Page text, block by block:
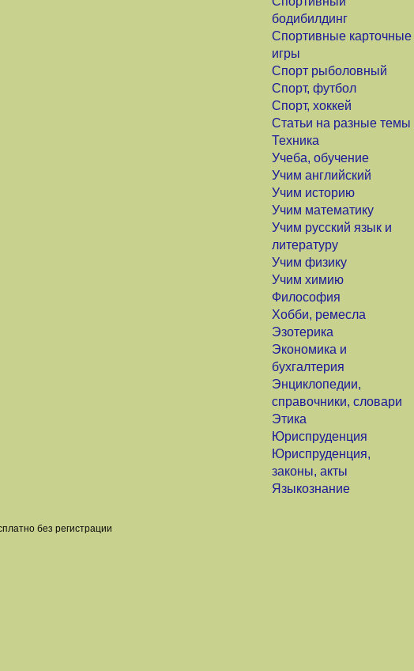
бодибилдинг
Спортивные карточные
игры
Спорт рыболовный
Спорт, футбол
Спорт, хоккей
Статьи на разные темы
Техника
Учеба, обучение
Учим английский
Учим историю
Учим математику
Учим русский язык и
литературу
Учим физику
Учим химию
Философия
Хобби, ремесла
Эзотерика
Экономика и
бухгалтерия
Энциклопедии,
справочники, словари
Этика
Юриспруденция
Юриспруденция,
законы, акты
Языкознание
без регистрации